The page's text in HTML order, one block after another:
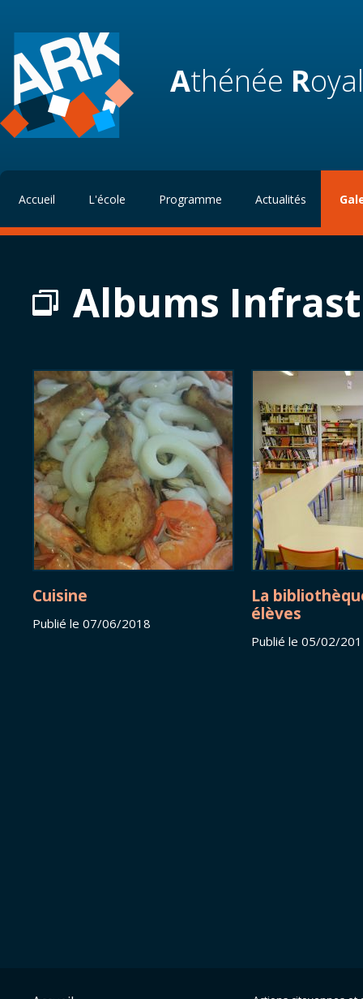
Athénée R
Accueil L'école Programme Actualités
Albums
Cuisine
Publié le 07/06/2018
La
élèves
Publié le 05/02/